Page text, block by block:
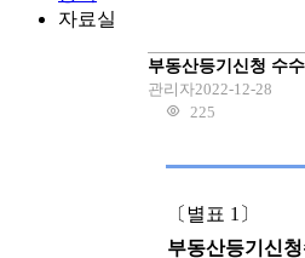
자료실
부동산등기신청 수
관리자2022-12-28
225
〔별표 1〕
부동산등기신